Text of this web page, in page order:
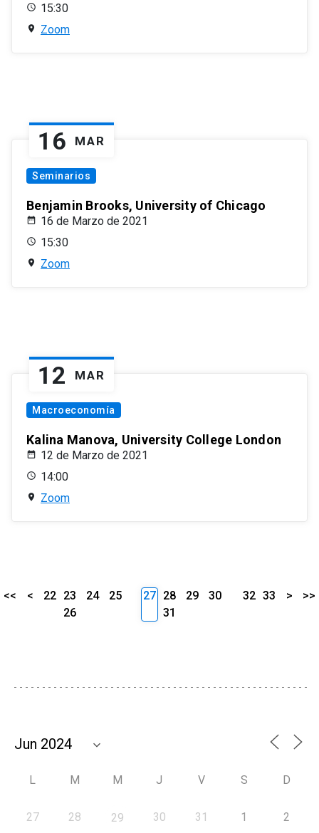
15:30
Zoom
16 MAR
Seminarios
Benjamin Brooks, University of Chicago
16 de Marzo de 2021
15:30
Zoom
12 MAR
Macroeconomía
Kalina Manova, University College London
12 de Marzo de 2021
14:00
Zoom
<< < 22 23 24
25
26
27 28 29
30
31
32 33 > >>
L M M J V S D
27 28 29 30 31 1 2